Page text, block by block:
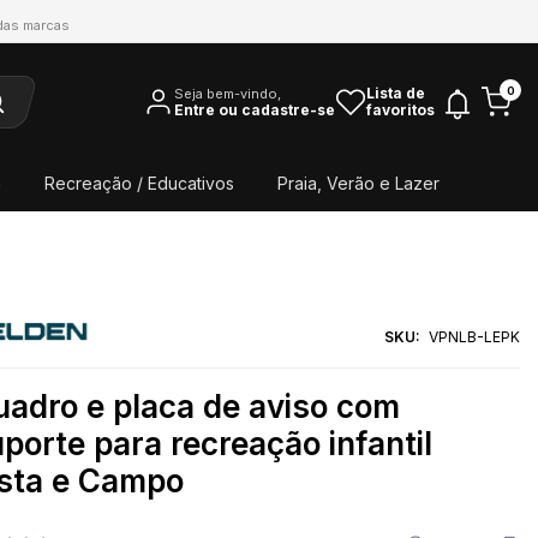
marcas
Seja bem-vindo,
Entre ou cadastre-se
Lista de
favoritos
0
Recreação / Educativos Praia, Verão e Lazer
e placa de aviso com
para recreação infantil
e Campo
SKU: VPNLB-LEPK